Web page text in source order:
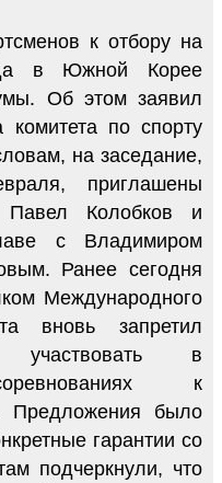
к отбору на
в Южной Корее
Об этом заявил
комитета по спорту
на заседание,
приглашены
Павел Колобков и
с Владимиром
Ранее сегодня
Международного
вновь запретил
участвовать в
к
Предложения было
гарантии со
подчеркнули, что